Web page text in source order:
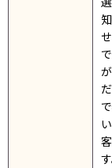
す